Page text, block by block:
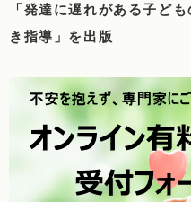
「発達に遅れがある子ど
き指導」を出版